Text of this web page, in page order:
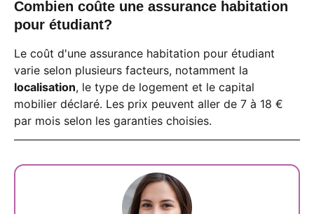
Combien coûte une assurance habitation
pour étudiant?
Le coût d'une assurance habitation pour étudiant
varie selon plusieurs facteurs, notamment la
localisation, le type de logement et le capital
mobilier déclaré. Les prix peuvent aller de 7 à 18 €
par mois selon les garanties choisies.